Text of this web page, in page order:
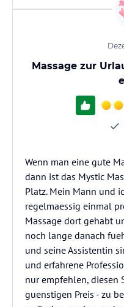
Massage zur
Wenn man eine gute
dann ist das Mystic
Platz. Mein Mann und
regelmaessig einmal
Massage dort gehabt
noch lange danach
und seine Assistentin
und erfahrene
nur empfehlen, diesen
guenstigen Preis - zu